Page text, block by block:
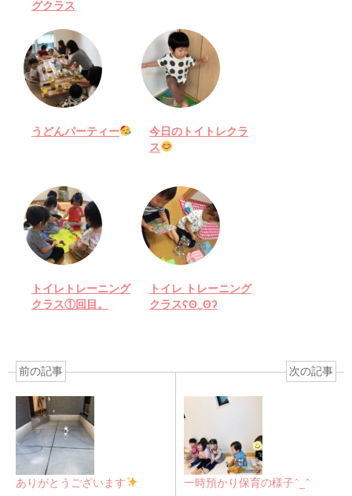
グクラス
うどんパーティー
今日のトイトレクラ
ス
トイレトレーニング
クラス①回目。
トイレ トレーニング
クラスʕʘ‿ʘʔ
前の記事
ありがとうございます
次の記事
一時預かり保育の様子^_^